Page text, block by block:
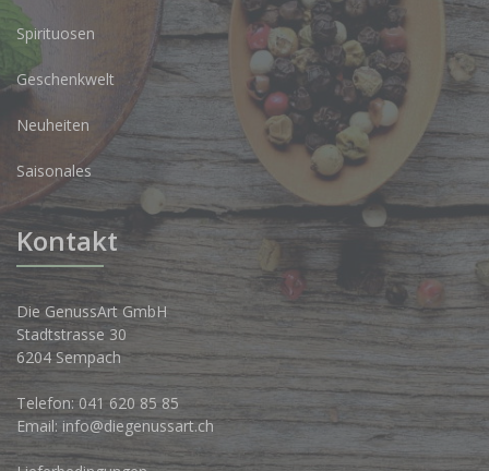
Spirituosen
Geschenkwelt
Neuheiten
Saisonales
Kontakt
Die GenussArt GmbH
Stadtstrasse 30
6204 Sempach
Telefon: 041 620 85 85
Email: info@diegenussart.ch